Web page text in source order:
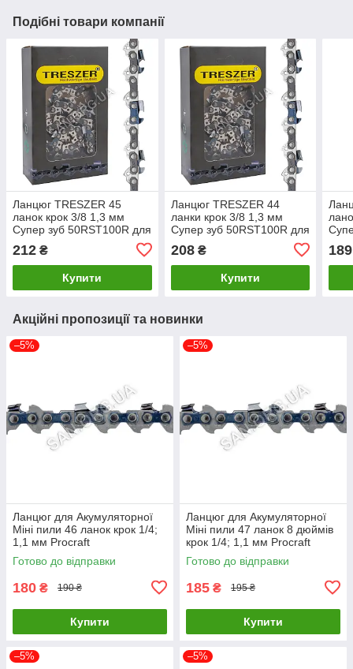
Подібні товари компанії
Ланцюг TRESZER 45
ланок крок 3/8 1,3 мм
Супер зуб 50RST100R для
212 ₴
Купити
Ланцюг TRESZER 44
ланки крок 3/8 1,3 мм
Супер зуб 50RST100R для
208₴
Купити
189
Акційні пропозиції та новинки
–5%
Ланцюг для Акумуляторної
Міні пили 46 ланок крок 1/4;
1,1 мм Procraft
Готово до відправки
180 ₴ 190 ₴
Купити
–5%
Ланцюг для Акумуляторної
Міні пили 47 ланок 8 дюймів
крок 1/4; 1,1 мм Procraft
Готово до відправки
185 ₴ 195 ₴
Купити
–5% –5%